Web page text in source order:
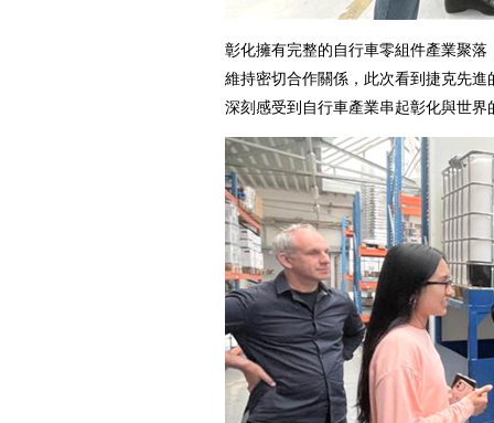
彰化擁有完整的自行車零組件產業聚
維持密切合作關係，此次看到捷克先
深刻感受到自行車產業串起彰化與世界